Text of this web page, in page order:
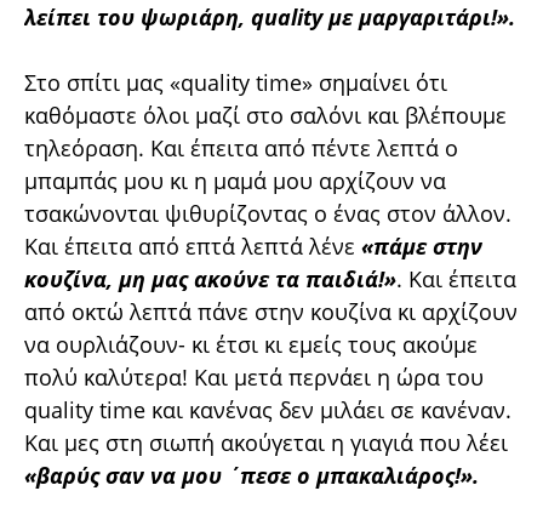
λείπει του ψωριάρη, quality με μαργαριτάρι!».
Στο σπίτι μας «quality time» σημαίνει ότι
καθόμαστε όλοι μαζί στο σαλόνι και βλέπουμε
τηλεόραση. Και έπειτα από πέντε λεπτά ο
μπαμπάς μου κι η μαμά μου αρχίζουν να
τσακώνονται ψιθυρίζοντας ο ένας στον άλλον.
Και έπειτα από επτά λεπτά λένε «πάμε στην
κουζίνα, μη μας ακούνε τα παιδιά!». Και έπειτα
από οκτώ λεπτά πάνε στην κουζίνα κι αρχίζουν
να ουρλιάζουν- κι έτσι κι εμείς τους ακούμε
πολύ καλύτερα! Και μετά περνάει η ώρα του
quality time και κανένας δεν μιλάει σε κανέναν.
Και μες στη σιωπή ακούγεται η γιαγιά που λέει
«βαρύς σαν να μου ΄πεσε ο μπακαλιάρος!».